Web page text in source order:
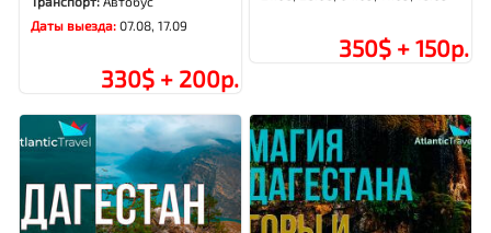
Даты выезда:07.08, 17.09
330$ + 200р.
350$ + 150р.